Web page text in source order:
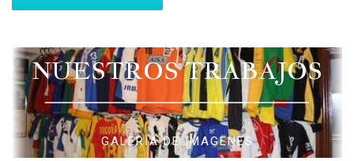
NUESTROS TRABAJOS
GALERIA DE IMAGENES